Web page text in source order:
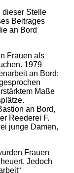
dieser Stelle
Beitrages
an Bord
Frauen als
1979
an Bord:
Maße
an Bord,
Reederei F.
junge Damen,
Frauen
Jedoch